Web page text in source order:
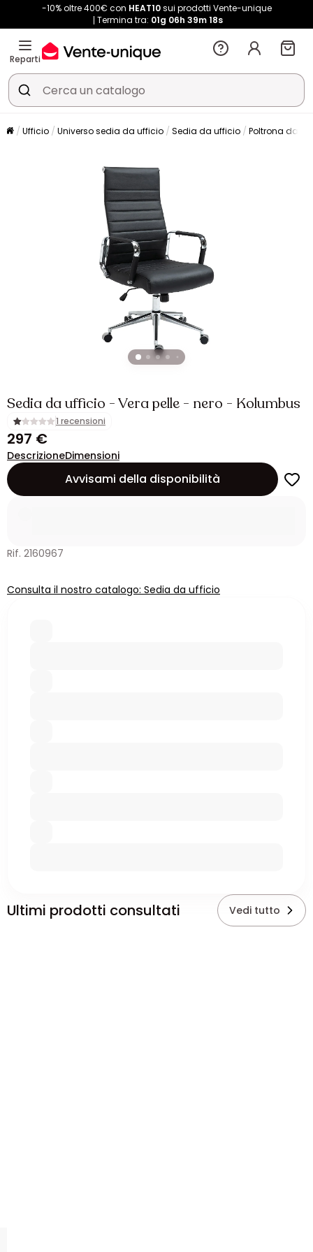
-10% oltre 400€ con HEAT10sui prodotti Vente-unique
Termina tra: 01g 06h 39m 17s
Reparti
Ufficio Universo sedia da ufficio Sedia da ufficio Poltrona da
Sedia da ufficio - Vera pelle - nero - Kolumbus
1 recensioni
297 €
DescrizioneDimensioni
Avvisami della disponibilità
Rif. 2160967
Consulta il nostro catalogo: Sedia da ufficio
Ultimi prodotti consultati Vedi tutto